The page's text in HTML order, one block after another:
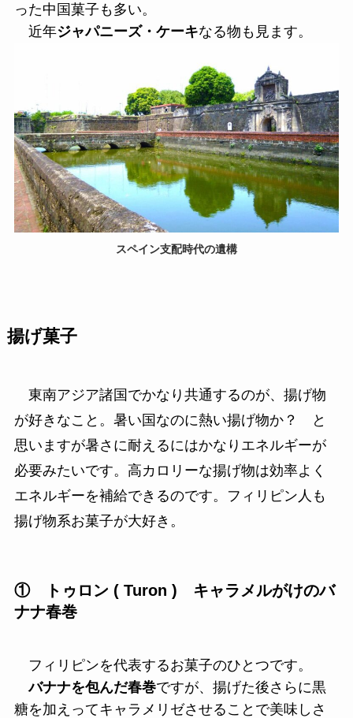
った中国菓子も多い。
近年ジャパニーズ・ケーキなる物も見ます。
スペイン支配時代の遺構
揚げ菓子
東南アジア諸国でかなり共通するのが、揚げ物
が好きなこと。暑い国なのに熱い揚げ物か？ と
思いますが暑さに耐えるにはかなりエネルギーが
必要みたいです。高カロリーな揚げ物は効率よく
エネルギーを補給できるのです。フィリピン人も
揚げ物系お菓子が大好き。
① トゥロン ( Turon ) キャラメルがけのバ
ナナ春巻
フィリピンを代表するお菓子のひとつです。
バナナを包んだ春巻ですが、揚げた後さらに黒
糖を加えってキャラメリゼさせることで美味しさ